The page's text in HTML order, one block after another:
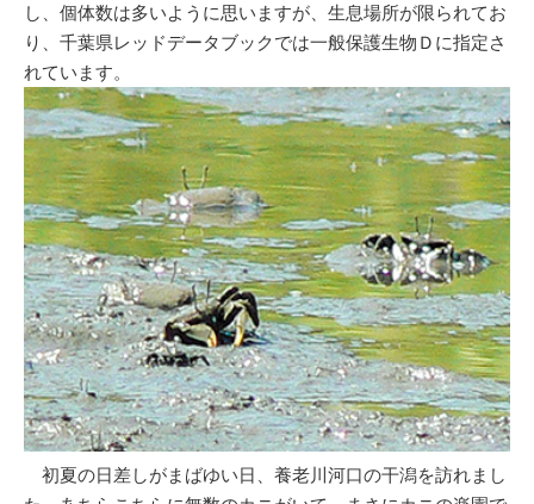
し、個体数は多いように思いますが、生息場所が限られてお
り、千葉県レッドデータブックでは一般保護生物Ｄに指定さ
れています。
初夏の日差しがまばゆい日、養老川河口の干潟を訪れまし